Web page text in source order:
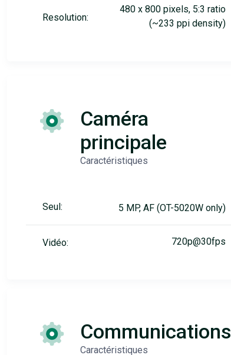
Resolution:
480 x 800 pixels, 5:3 ratio
(~233 ppi density)
Caméra
principale
Caractéristiques
Seul: 5 MP, AF (OT-5020W only)
Vidéo: 720p@30fps
Communications
Caractéristiques